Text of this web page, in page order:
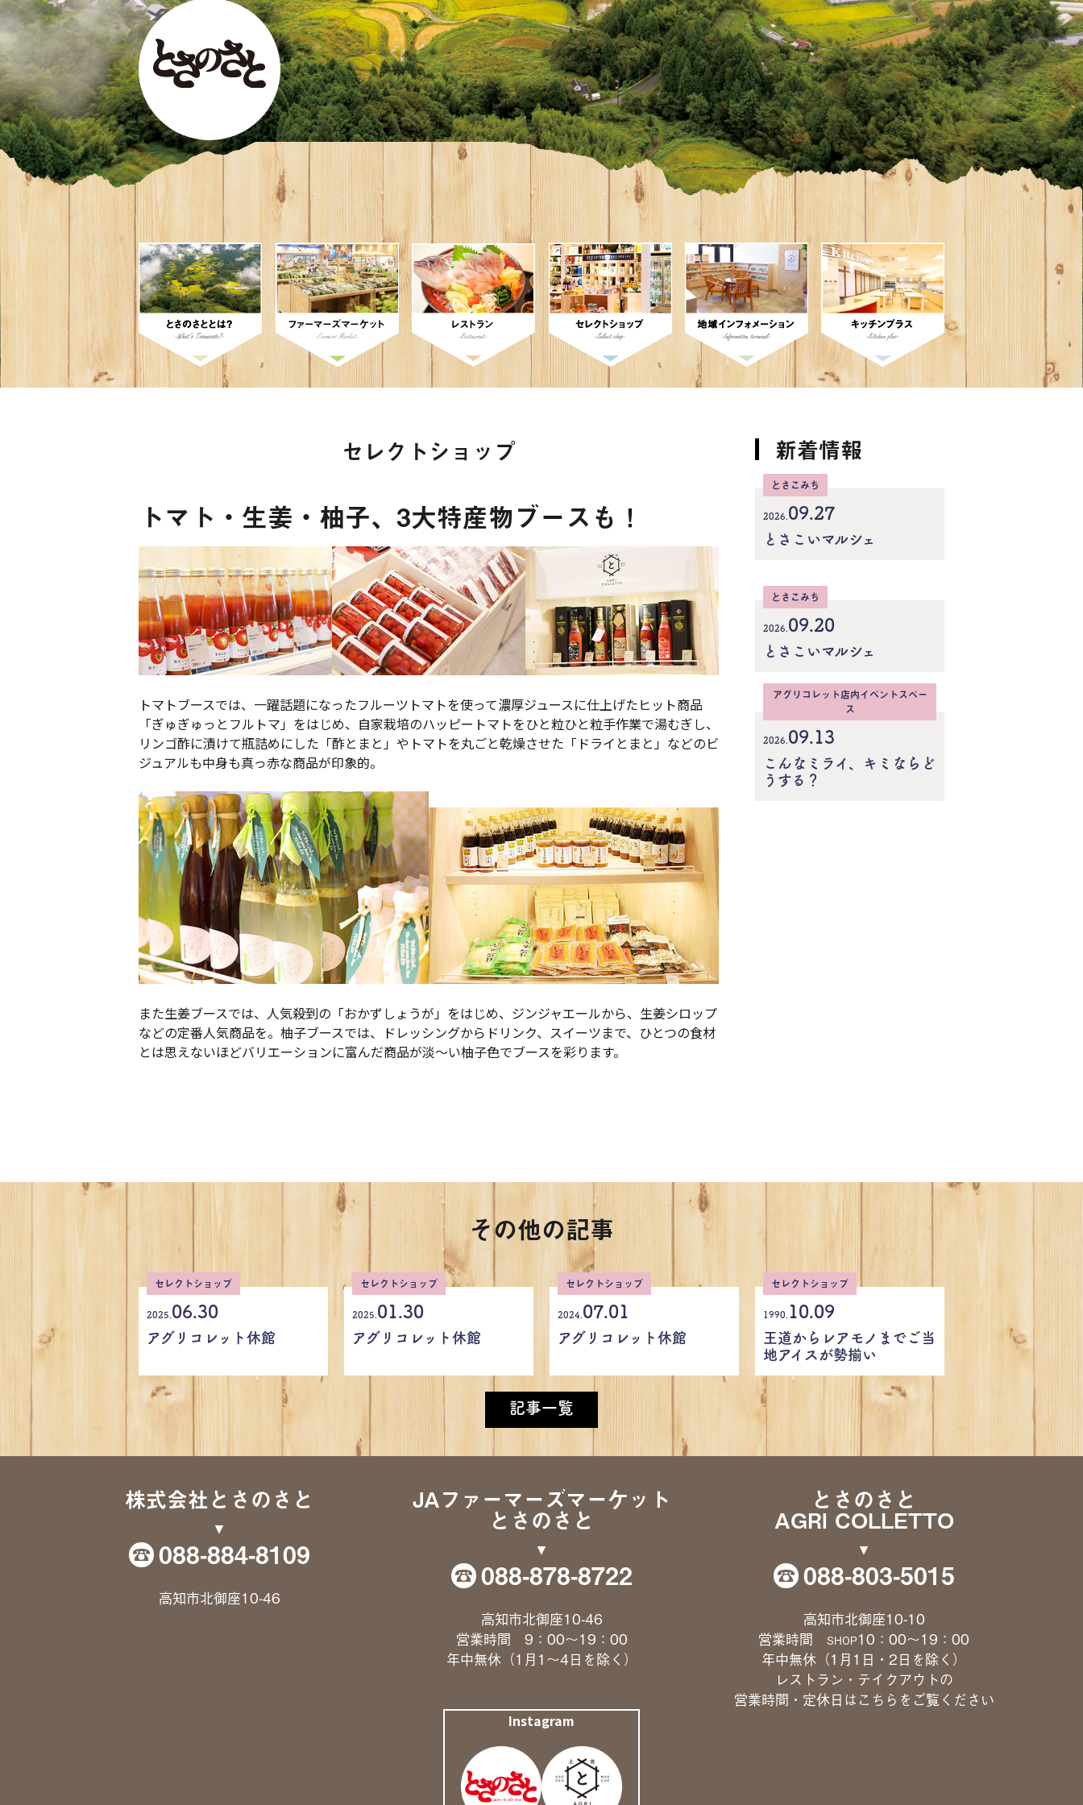
セレクトショップ
トマト・生姜・柚子、3大特産物ブースも！
トマトブースでは、一躍話題になったフルーツトマトを使って濃厚ジュースに仕上げたヒット商品
「ぎゅぎゅっとフルトマ」をはじめ、自家栽培のハッピートマトをひと粒ひと粒手作業で湯むぎし、
リンゴ酢に漬けて瓶詰めにした「酢とまと」やトマトを丸ごと乾燥させた「ドライとまと」などのビ
ジュアルも中身も真っ赤な商品が印象的。
また生姜ブースでは、人気殺到の「おかずしょうが」をはじめ、ジンジャエールから、生姜シロップ
などの定番人気商品を。柚子ブースでは、ドレッシングからドリンク、スイーツまで、ひとつの食材
とは思えないほどバリエーションに富んだ商品が淡〜い柚子色でブースを彩ります。
新着情報
とさこみち
2026. 09.27
とさこいマルシェ
とさこみち
2026. 09.20
とさこいマルシェ
アグリコレット店内イベントスペー
ス
2026. 09.13
こんなミライ、キミならど
うする？
その他の記事
セレクトショップ
2025. 06.30
アグリコレット休館
セレクトショップ
2025. 01.30
アグリコレット休館
セレクトショップ
2024. 07.01
アグリコレット休館
セレクトショップ
1990. 10.09
王道からレアモノまでご当
地アイスが勢揃い
記事一覧
株式会社とさのさと
088-884-8109
高知市北御座10-46
JAファーマーズマーケット
とさのさと
088-878-8722
高知市北御座10-46
営業時間 9：00〜19：00
年中無休（1月1〜4日を除く）
とさのさと
AGRI COLLETTO
088-803-5015
高知市北御座10-10
営業時間
SHOP10：00〜19：00
年中無休（1月1日・2日を除く）
レストラン・テイクアウトの
営業時間・定休日は こちら をご覧ください
Instagram